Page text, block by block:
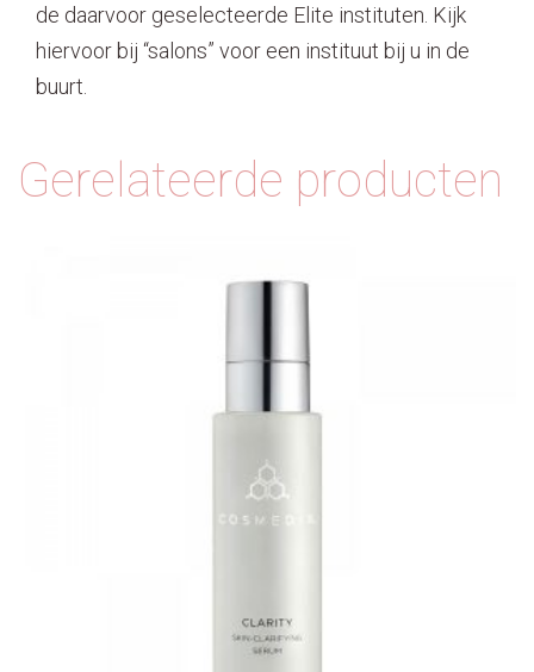
de daarvoor geselecteerde Elite instituten. Kijk
hiervoor bij “salons” voor een instituut bij u in de
buurt.
Gerelateerde producten